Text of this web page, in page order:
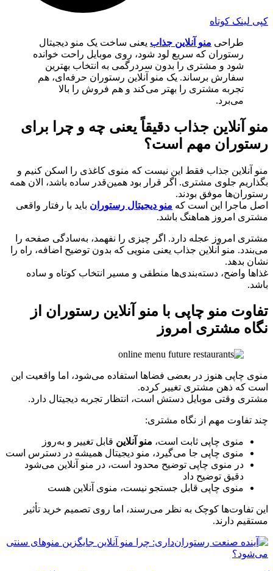
کپی لینک کوتاه
طراحی منو آنلاین جذاب یعنی ساخت یک منو دیجیتال
رستوران که سریع لود شود، روی موبایل راحت خوانده
شود و مشتری را بدون سردرگمی به انتخاب بهترین
سفارش برساند. یک منو آنلاین رستوران حرفه‌ای، هم
تجربه مشتری را بهتر می‌کند و هم فروش را بالا
می‌برد.
منو آنلاین جذاب دقیقاً یعنی چه و چرا برای
رستوران مهم است؟
منو آنلاین جذاب فقط این نیست که منوی کاغذی را اسکن کنیم و
بگذاریم جلوی مشتری. اگر قرار بود همین‌قدر ساده باشد، الان همه
رستوران‌ها موفق بودند.
اصل ماجرا این است که منو دیجیتال رستوران باید با رفتار واقعی
مشتری امروز هماهنگ باشد.
مشتری امروز عجله دارد. اگر چیزی را نفهمد، به‌سادگی صفحه را
می‌بندد. منو آنلاین جذاب یعنی منویی که بدون توضیح اضافه، راه را
نشان بدهد.
غذاها واضح، دسته‌بندی‌ها منطقی و مسیر انتخاب کوتاه و ساده
باشد.
تفاوت منو چاپی با منو آنلاین رستوران از
نگاه مشتری امروز
منوی چاپی هنوز در بعضی فضاها استفاده می‌شود، اما واقعیت این
است که ذهن مشتری تغییر کرده.
مشتری وقتی موبایل دستش است، انتظار تجربه دیجیتال دارد.
چند تفاوت مهم از نگاه مشتری:
منوی چاپی ثابت است، منو آنلاین قابل تغییر و به‌روز
منوی چاپی جا می‌گیرد، منو دیجیتال همیشه در دسترس است
در منوی چاپی توضیح محدود است، در منو آنلاین می‌شود
دقیق توضیح داد
منوی چاپی قابل جستجو نیست، منوی آنلاین هست
این تفاوت‌ها کوچک به نظر می‌رسند، اما روی تصمیم خرید تأثیر
مستقیم دارند.